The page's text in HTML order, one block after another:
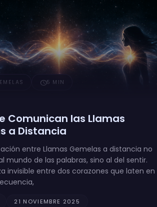
schedule5 MIN
Comunican las Llamas
a Distancia
entre Llamas Gemelas a distancia no
mundo de las palabras, sino al del sentir.
invisible entre dos corazones que laten en
21 NOVIEMBRE 2025